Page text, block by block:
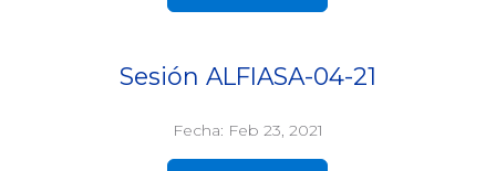
Sesión ALFIASA-04-21
Fecha: Feb 23, 2021